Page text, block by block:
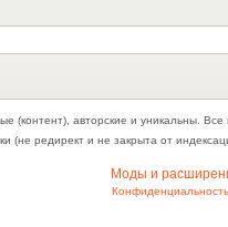
авторские и уникальны.
(не редирект и не закрыта от
Моды и
Конфиденциальность